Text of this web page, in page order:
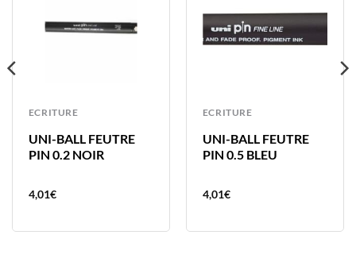
ECRITURE
UNI-BALL FEUTRE
PIN 0.2 NOIR
4,01€
ECRITURE
UNI-BALL FEUTRE
PIN 0.5 BLEU
4,01€